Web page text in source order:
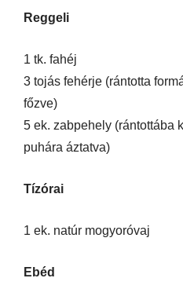
Reggeli
1 tk. fahéj
3 tojás fehérje (rántotta
főzve)
5 ek. zabpehely (rántottába
puhára áztatva)
Tízórai
1 ek. natúr mogyoróvaj
Ebéd